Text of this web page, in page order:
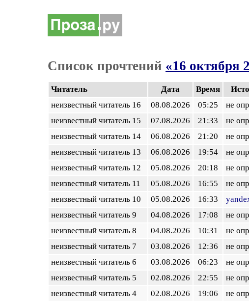
Список прочтений «16 октября
Читатель Дата Время
неизвестный читатель 16
08.08.2026 05:25
не
неизвестный читатель 15
07.08.2026 21:33
не
неизвестный читатель 14
06.08.2026 21:20
не
неизвестный читатель 13
06.08.2026 19:54
не
неизвестный читатель 12
05.08.2026 20:18
не
неизвестный читатель 11
05.08.2026 16:55
не
неизвестный читатель 10
05.08.2026 16:33
неизвестный читатель 9
04.08.2026 17:08
не
неизвестный читатель 8
04.08.2026 10:31
не
неизвестный читатель 7
03.08.2026 12:36
не
неизвестный читатель 6
03.08.2026 06:23
не
неизвестный читатель 5
02.08.2026 22:55
не
неизвестный читатель 4
02.08.2026 19:06
не